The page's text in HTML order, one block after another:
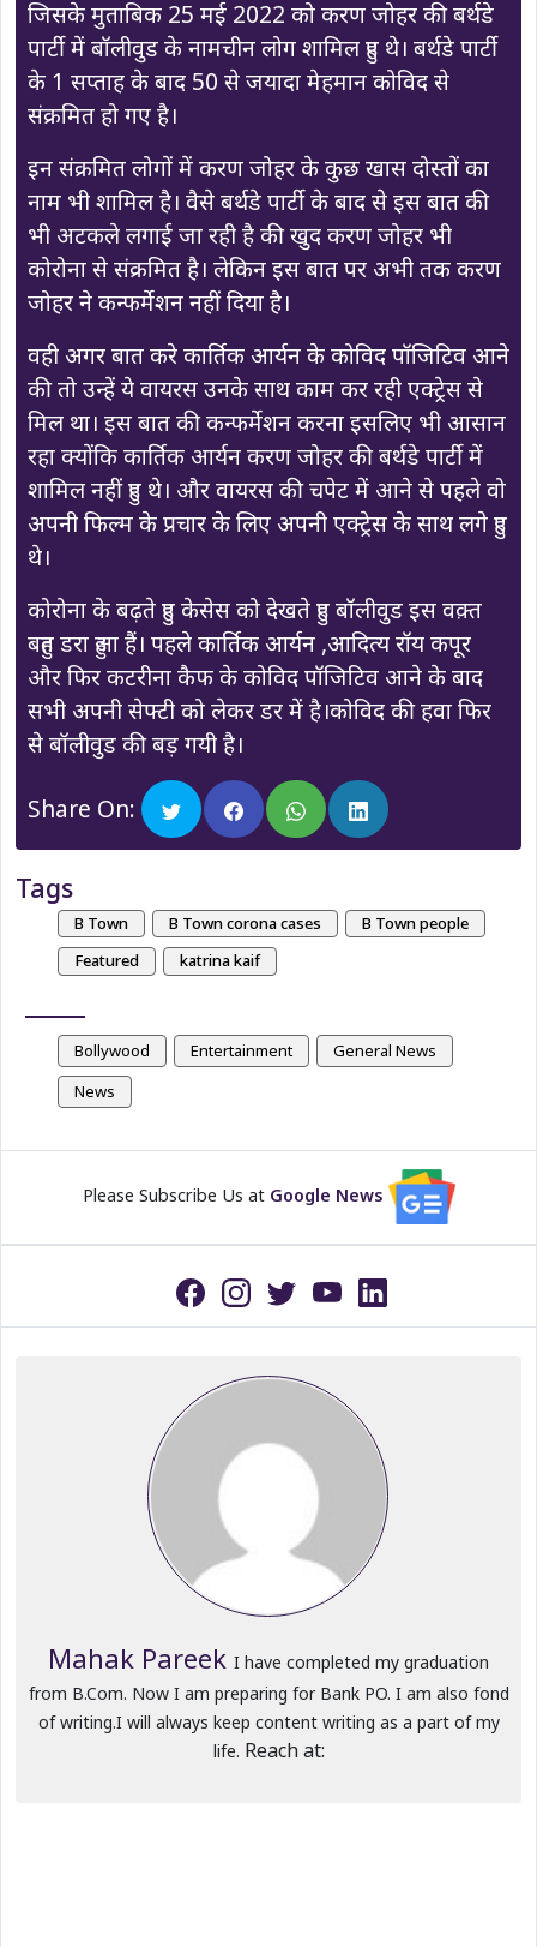
जिसके मुताबिक 25 मई 2022 को करण जोहर की बर्थडे
पार्टी में बॉलीवुड के नामचीन लोग शामिल हुए थे। बर्थडे पार्टी
के 1 सप्ताह के बाद 50 से जयादा मेहमान कोविद से
संक्रमित हो गए है।
इन संक्रमित लोगों में करण जोहर के कुछ खास दोस्तों का
नाम भी शामिल है। वैसे बर्थडे पार्टी के बाद से इस बात की
भी अटकले लगाई जा रही है की खुद करण जोहर भी
कोरोना से संक्रमित है। लेकिन इस बात पर अभी तक करण
जोहर ने कन्फर्मेशन नहीं दिया है।
वही अगर बात करे कार्तिक आर्यन के कोविद पॉजिटिव आने
की तो उन्हें ये वायरस उनके साथ काम कर रही एक्ट्रेस से
मिल था। इस बात की कन्फर्मेशन करना इसलिए भी आसान
रहा क्योंकि कार्तिक आर्यन करण जोहर की बर्थडे पार्टी में
शामिल नहीं हुए थे। और वायरस की चपेट में आने से पहले वो
अपनी फिल्म के प्रचार के लिए अपनी एक्ट्रेस के साथ लगे हुए
थे।
कोरोना के बढ़ते हुए केसेस को देखते हुए बॉलीवुड इस वक़्त
बहुत डरा हुआ हैं। पहले कार्तिक आर्यन ,आदित्य रॉय कपूर
और फिर कटरीना कैफ के कोविद पॉजिटिव आने के बाद
सभी अपनी सेफ्टी को लेकर डर में है।कोविद की हवा फिर
से बॉलीवुड की बड़ गयी है।
Share On:
Tags
B Town B Town corona cases
B Town people
Featured
katrina kaif
Bollywood Entertainment
General News
News
Please Subscribe Us at Google News
Mahak Pareek I have completed my graduation
from B.Com. Now I am preparing for Bank PO. I am also fond
of writing.I will always keep content writing as a part of my
life. Reach at: